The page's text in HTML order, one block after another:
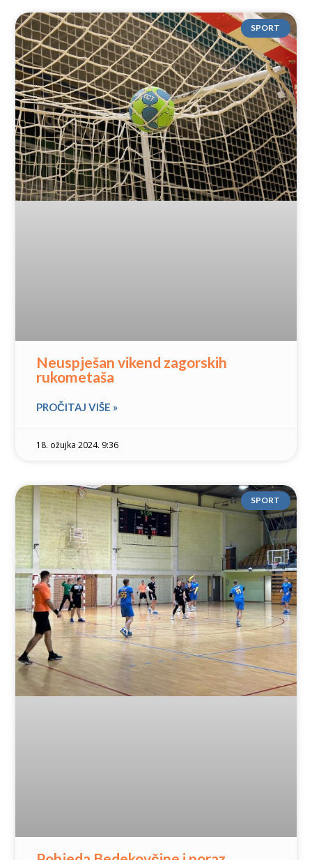
SPORT
Neuspješan vikend zagorskih
rukometaša
PROČITAJ VIŠE »
18. ožujka 2024. 9:36
SPORT